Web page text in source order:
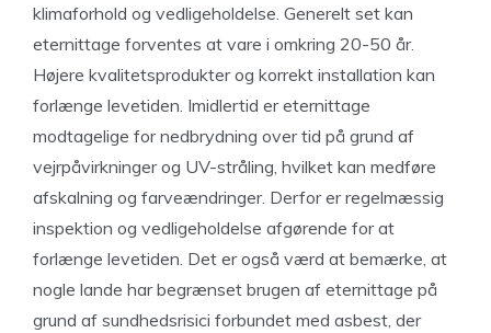
klimaforhold og vedligeholdelse. Generelt set kan
eternittage forventes at vare i omkring 20-50 år.
Højere kvalitetsprodukter og korrekt installation kan
forlænge levetiden. Imidlertid er eternittage
modtagelige for nedbrydning over tid på grund af
vejrpåvirkninger og UV-stråling, hvilket kan medføre
afskalning og farveændringer. Derfor er regelmæssig
inspektion og vedligeholdelse afgørende for at
forlænge levetiden. Det er også værd at bemærke, at
nogle lande har begrænset brugen af eternittage på
grund af sundhedsrisici forbundet med asbest, der